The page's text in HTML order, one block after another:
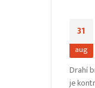
31
aug
Drahí
je